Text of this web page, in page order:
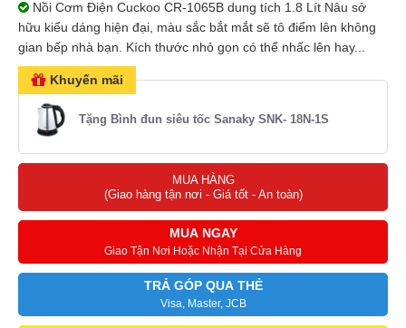
Nồi Cơm Điện Cuckoo CR-1065B dung tích 1.8 Lít Nâu sở
hữu kiểu dáng hiện đại, màu sắc bắt mắt sẽ tô điểm lên không
gian bếp nhà bạn. Kích thước nhỏ gọn có thể nhấc lên hay...
Khuyến mãi
Tặng Bình đun siêu tốc Sanaky SNK- 18N-1S
MUA HÀNG
(Giao hàng tận nơi - Giá tốt - An toàn)
MUA NGAY
Giao Tận Nơi Hoặc Nhận Tại Cửa Hàng
TRẢ GÓP QUA THẺ
Visa, Master, JCB